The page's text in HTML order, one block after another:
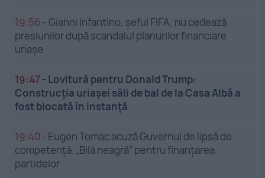
19:56 -Gianni Infantino, șeful FIFA, nu cedează
presiunilor după scandalul planurilor financiare
uriașe
19:47 - Lovitură pentru Donald Trump:
Construcția uriașei săli de bal de la Casa Albă a
fost blocată în instanță
19:40 - Eugen Tomac acuză Guvernul de lipsă de
competență. „Bilă neagră” pentru finanțarea
partidelor